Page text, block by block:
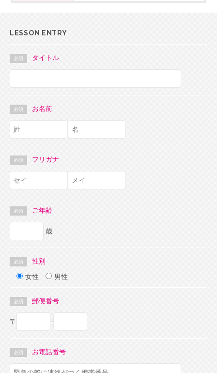
LESSON ENTRY
必須 タイトル
必須 お名前
必須 フリガナ
必須 ご年齢
歳
必須
性別
女性
男性
必須 郵便番号
〒 -
必須 お電話番号